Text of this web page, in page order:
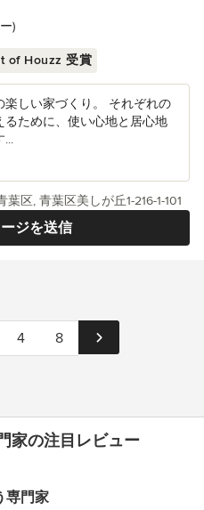
)
of Houzz 受賞
楽しい家づくり。 それぞれの
ために、使い心地と居心地
...
ジを送信
区, 青葉区美しが丘1-216-1-101
4 8
家の注目レビュー
専門家